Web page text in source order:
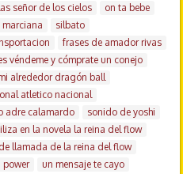
señor de los cielos
on ta bebe
silbato
frases de amador rivas
véndeme y cómprate un conejo
alrededor dragón ball
atletico nacional
adre calamardo
sonido de yoshi
en la novela la reina del flow
llamada de la reina del flow
power
un mensaje te cayo